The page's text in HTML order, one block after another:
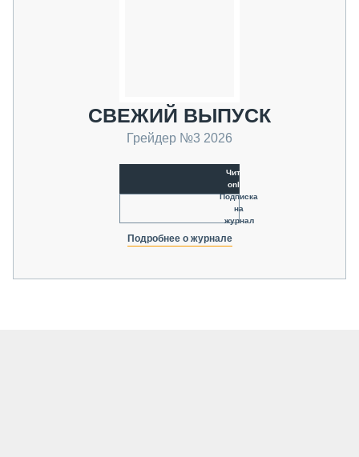
СВЕЖИЙ ВЫПУСК
Грейдер №3 2026
Читать
online
Подписка
на
журнал
Подробнее о журнале